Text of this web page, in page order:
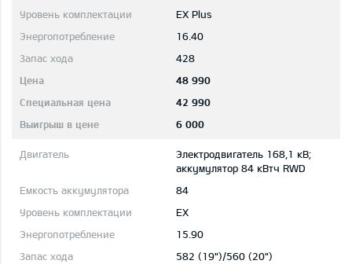
EX Plus
16.40
428
48 990
42 990
6 000
Электродвигатель 168,1 кВ;
aккумулятор 84 кВтч RWD
84
EX
15.90
582 (19")/560 (20")